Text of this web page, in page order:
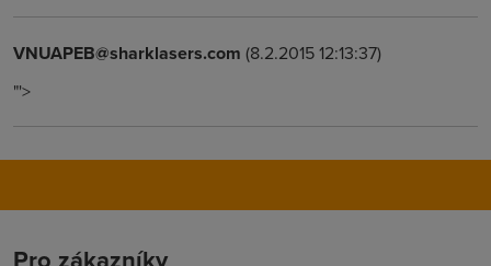
VNUAPEB@sharklasers.com (8.2.2015 12:13:37)
"'>